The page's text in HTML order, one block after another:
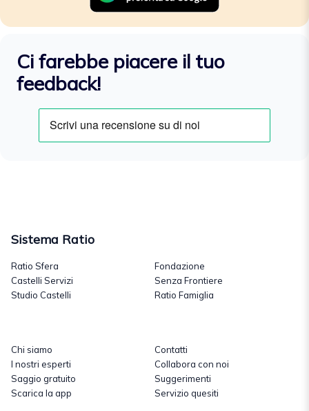
Ci farebbe piacere il tuo
feedback!
Sistema Ratio
Ratio Sfera
Castelli Servizi
Studio Castelli
Fondazione
Senza Frontiere
Ratio Famiglia
Chi siamo
I nostri esperti
Saggio gratuito
Scarica la app
Contatti
Collabora con noi
Suggerimenti
Servizio quesiti